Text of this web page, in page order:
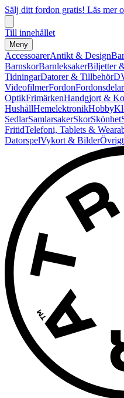
Sälj ditt fordon gratis! Läs mer
Till innehållet
Meny
AccessoarerAntikt & Design
BarnskorBarnleksakerBiljetter
TidningarDatorer & Tillbehör
VideofilmerFordon
OptikFrimärkenHandgjort &
HushållHemelektronikHobby
SedlarSamlarsakerSkorSkönhet
FritidTelefoni, Tablets &
DatorspelVykort & BilderÖvrigt